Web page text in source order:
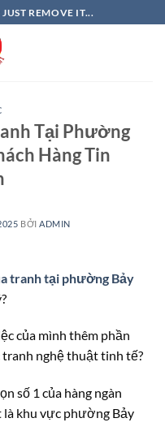
REMOVE IT...
Tại Phường
Hàng Tin
BỞI ADMIN
tranh tại phường Bảy
của mình thêm phần
nghệ thuật tinh tế?
số 1 của hàng ngàn
là khu vực phường Bảy